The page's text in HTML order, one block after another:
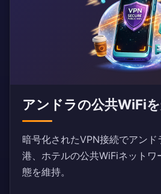
アンドラの公共WiFi
暗号化されたVPN接続でアン
港、ホテルの公共WiFiネットワ
態を維持。